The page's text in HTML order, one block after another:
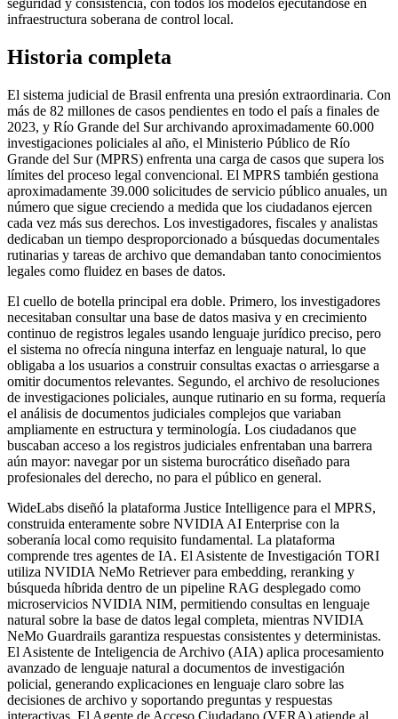
infraestructura soberana de control local.
Historia completa
El sistema judicial de Brasil enfrenta una presión extraordinaria. Con
más de 82 millones de casos pendientes en todo el país a finales de
2023, y Río Grande del Sur archivando aproximadamente 60.000
investigaciones policiales al año, el Ministerio Público de Río
Grande del Sur (MPRS) enfrenta una carga de casos que supera los
límites del proceso legal convencional. El MPRS también gestiona
aproximadamente 39.000 solicitudes de servicio público anuales, un
número que sigue creciendo a medida que los ciudadanos ejercen
cada vez más sus derechos. Los investigadores, fiscales y analistas
dedicaban un tiempo desproporcionado a búsquedas documentales
rutinarias y tareas de archivo que demandaban tanto conocimientos
legales como fluidez en bases de datos.
El cuello de botella principal era doble. Primero, los investigadores
necesitaban consultar una base de datos masiva y en crecimiento
continuo de registros legales usando lenguaje jurídico preciso, pero
el sistema no ofrecía ninguna interfaz en lenguaje natural, lo que
obligaba a los usuarios a construir consultas exactas o arriesgarse a
omitir documentos relevantes. Segundo, el archivo de resoluciones
de investigaciones policiales, aunque rutinario en su forma, requería
el análisis de documentos judiciales complejos que variaban
ampliamente en estructura y terminología. Los ciudadanos que
buscaban acceso a los registros judiciales enfrentaban una barrera
aún mayor: navegar por un sistema burocrático diseñado para
profesionales del derecho, no para el público en general.
WideLabs diseñó la plataforma Justice Intelligence para el MPRS,
construida enteramente sobre NVIDIA AI Enterprise con la
soberanía local como requisito fundamental. La plataforma
comprende tres agentes de IA. El Asistente de Investigación TORI
utiliza NVIDIA NeMo Retriever para embedding, reranking y
búsqueda híbrida dentro de un pipeline RAG desplegado como
microservicios NVIDIA NIM, permitiendo consultas en lenguaje
natural sobre la base de datos legal completa, mientras NVIDIA
NeMo Guardrails garantiza respuestas consistentes y deterministas.
El Asistente de Inteligencia de Archivo (AIA) aplica procesamiento
avanzado de lenguaje natural a documentos de investigación
policial, generando explicaciones en lenguaje claro sobre las
decisiones de archivo y soportando preguntas y respuestas
interactivas. El Agente de Acceso Ciudadano (VERA) atiende al